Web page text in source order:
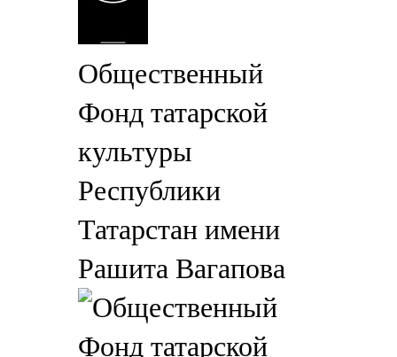
Общественный
Фонд татарской
культуры
Республики
Татарстан имени
Рашита Вагапова